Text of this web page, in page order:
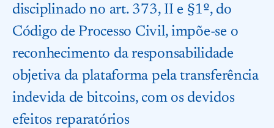
disciplinado no art. 373, II e §1º, do
Código de Processo Civil, impõe-se o
reconhecimento da responsabilidade
objetiva da plataforma pela transferência
indevida de bitcoins, com os devidos
efeitos reparatórios